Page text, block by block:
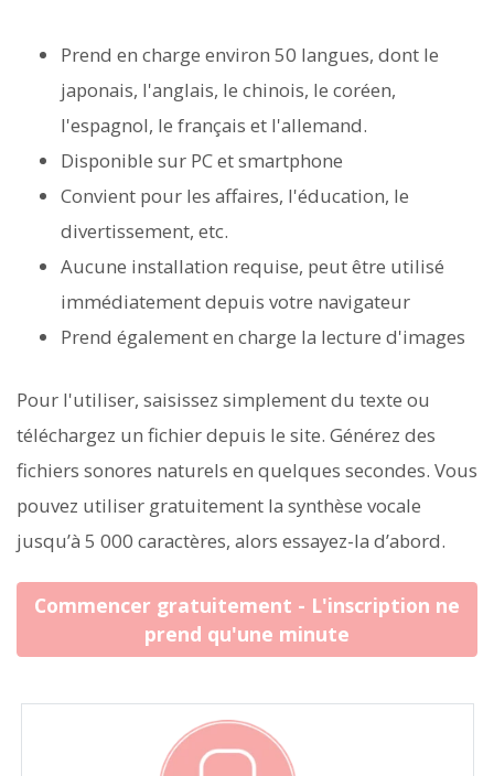
Prend en charge environ 50 langues, dont le
japonais, l'anglais, le chinois, le coréen,
l'espagnol, le français et l'allemand.
Disponible sur PC et smartphone
Convient pour les affaires, l'éducation, le
divertissement, etc.
Aucune installation requise, peut être utilisé
immédiatement depuis votre navigateur
Prend également en charge la lecture d'images
Pour l'utiliser, saisissez simplement du texte ou
téléchargez un fichier depuis le site. Générez des
fichiers sonores naturels en quelques secondes. Vous
pouvez utiliser gratuitement la synthèse vocale
jusqu’à 5 000 caractères, alors essayez-la d’abord.
Commencer gratuitement - L'inscription ne
prend qu'une minute